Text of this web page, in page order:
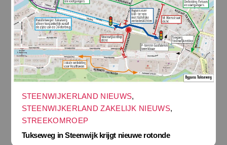
STEENWIJKERLAND NIEUWS,
STEENWIJKERLAND ZAKELIJK NIEUWS,
STREEKOMROEP
Tukseweg in Steenwijk krijgt nieuwe rotonde